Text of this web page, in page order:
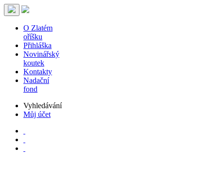
O Zlatém
oříšku
Přihláška
Novinářský
koutek
Kontakty
Nadační
fond
Vyhledávání
Můj účet